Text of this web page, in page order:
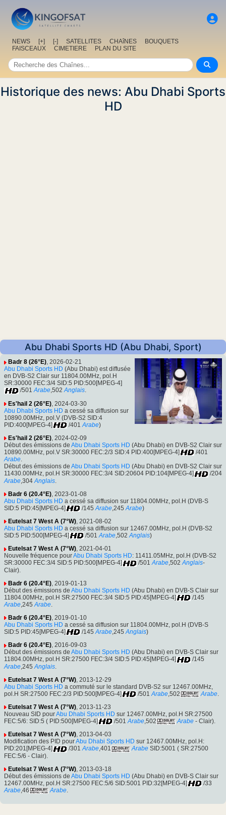
NEWS [+] [-] SATELLITES CHAîNES
BOUQUETS
FAISCEAUX
CIMETIERE PLAN DU SITE
Historique des news: Abu Dhabi Sports
HD
Abu Dhabi Sports HD (Abu Dhabi, Sport)
Badr 8 (26°E), 2026-02-21
Abu Dhabi Sports HD (Abu Dhabi) est diffusée
en DVB-S2 Clair sur 11804.00MHz, pol.H
SR:30000 FEC:3/4 SID:5 PID:500[MPEG-4]
/501 Arabe,502 Anglais.
Es'hail 2 (26°E) , 2024-03-30
Abu Dhabi Sports HD a cessé sa diffusion sur
10890.00MHz, pol.V (DVB-S2 SID:4
PID:400[MPEG-4]
/401 Arabe)
Es'hail 2 (26°E), 2024-02-09
Début des émissions de Abu Dhabi Sports HD (Abu Dhabi) en DVB-S2 Clair sur
10890.00MHz, pol.V SR:30000 FEC:2/3 SID:4 PID:400[MPEG-4]
/401
Arabe.
Début des émissions de Abu Dhabi Sports HD (Abu Dhabi) en DVB-S2 Clair sur
11430.00MHz, pol.H SR:30000 FEC:3/4 SID:20604 PID:104[MPEG-4]
/204
Arabe ,304 Anglais
Badr 6 (20.4°E) , 2023-01-08
Abu Dhabi Sports HD a cessé sa diffusion sur 11804.00MHz, pol.H (DVB-S
SID:5 PID:45[MPEG-4]
/145 Arabe ,245 Arabe)
Eutelsat 7 West A (7°W), 2021-08-02
Abu Dhabi Sports HD a cessé sa diffusion sur 12467.00MHz, pol.H (DVB-S2
SID:5 PID:500[MPEG-4]
/501 Arabe,502 Anglais)
Eutelsat 7 West A (7°W), 2021-04-01
Nouvelle fréquence pourAbu Dhabi Sports HD: 11411.05MHz, pol.H (DVB-S2
SR:30000 FEC:3/4 SID:5 PID:500[MPEG-4]
/501 Arabe,502 Anglais-
Clair).
Badr 6 (20.4°E) , 2019-01-13
Début des émissions de Abu Dhabi Sports HD (Abu Dhabi) en DVB-S Clair sur
11804.00MHz, pol.H SR:27500 FEC:3/4 SID:5 PID:45[MPEG-4]
/145
Arabe,245 Arabe.
Badr 6 (20.4°E), 2019-01-10
Abu Dhabi Sports HD a cessé sa diffusion sur 11804.00MHz, pol.H (DVB-S
SID:5 PID:45[MPEG-4]
/145 Arabe,245 Anglais)
Badr 6 (20.4°E), 2016-09-03
Début des émissions de Abu Dhabi Sports HD (Abu Dhabi) en DVB-S Clair sur
11804.00MHz, pol.H SR:27500 FEC:3/4 SID:5 PID:45[MPEG-4]
/145
Arabe ,245 Anglais
Eutelsat 7 West A (7°W) , 2013-12-29
Abu Dhabi Sports HD a commuté sur le standard DVB-S2 sur 12467.00MHz,
pol.H SR:27500 FEC:2/3 PID:500[MPEG-4]
/501 Arabe ,502 Arabe
Eutelsat 7 West A (7°W), 2013-11-23
Nouveau SID pourAbu Dhabi Sports HD sur 12467.00MHz, pol.H SR:27500
FEC:5/6: SID:5 ( PID:500[MPEG-4]
/501 Arabe,502 Arabe - Clair).
Eutelsat 7 West A (7°W), 2013-04-03
Modification des PID pourAbu Dhabi Sports HD sur 12467.00MHz, pol.H:
PID:201[MPEG-4]
/301 Arabe,401 Arabe SID:5001 ( SR:27500
FEC:5/6 - Clair).
Eutelsat 7 West A (7°W) , 2013-03-18
Début des émissions de Abu Dhabi Sports HD (Abu Dhabi) en DVB-S Clair sur
12467.00MHz, pol.H SR:27500 FEC:5/6 SID:5001 PID:32[MPEG-4]
/33
Arabe,46 Arabe.